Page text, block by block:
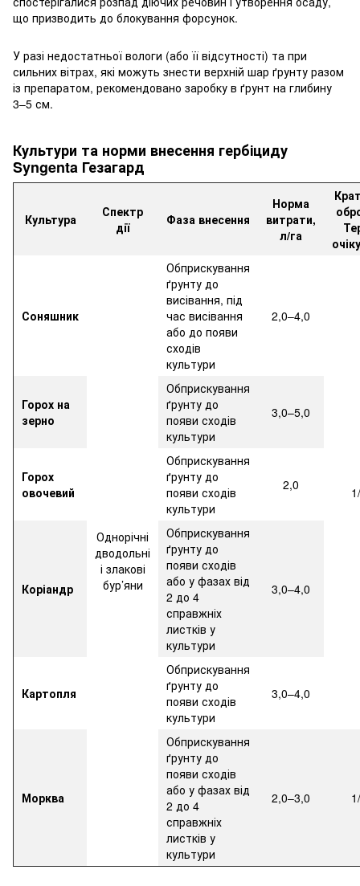
що призводить до блокування форсунок.
У разі недостатньої вологи (або її відсутності) та при
сильних вітрах, які можуть знести верхній шар ґрунту разом
із препаратом, рекомендовано заробку в ґрунт на глибину
3–5 см.
Культури та норми внесення гербіциду
Syngenta Гезагард
Культура
Спектр
дії
Фаза внесення
Норма
витрати,
л/га
Соняшник
Однорічні
дводольні
і злакові
бур’яни
Обприскування
ґрунту до
висівання, під
час висівання
або до появи
сходів
культури
2,0–4,0
Горох на
зерно
Обприскування
ґрунту до
появи сходів
культури
3,0–5,0
Горох
овочевий
Обприскування
ґрунту до
появи сходів
культури
2,0
Коріандр
Обприскування
ґрунту до
появи сходів
або у фазах від
2 до 4
справжніх
листків у
культури
3,0–4,0
Картопля
Обприскування
ґрунту до
появи сходів
культури
3,0–4,0
Морква
Обприскування
ґрунту до
появи сходів
або у фазах від
2 до 4
справжніх
листків у
культури
2,0–3,0